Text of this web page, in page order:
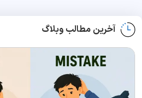
آخرین مطالب وبلاگ